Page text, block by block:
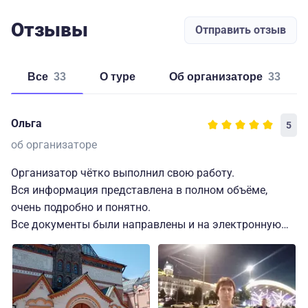
Отзывы Отправить отзыв
Все 33 о туре об организаторе 33
Ольга 5
об организаторе
Организатор чётко выполнил свою работу.
Вся информация представлена в полном объёме,
очень подробно и понятно.
Все документы были направлены и на электронную
почту и в чат в МАХ.
Быстро отвечал на все вопросы.
Проживание было организовано в комфортном отеле